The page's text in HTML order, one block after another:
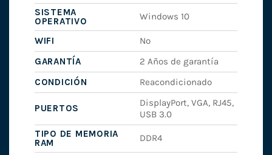
SISTEMA
OPERATIVO
Windows 10
WIFI
No
GARANTÍA
2 Años de garantía
CONDICIÓN
Reacondicionado
PUERTOS
DisplayPort, VGA, RJ45,
USB 3.0
TIPO DE MEMORIA
RAM
DDR4